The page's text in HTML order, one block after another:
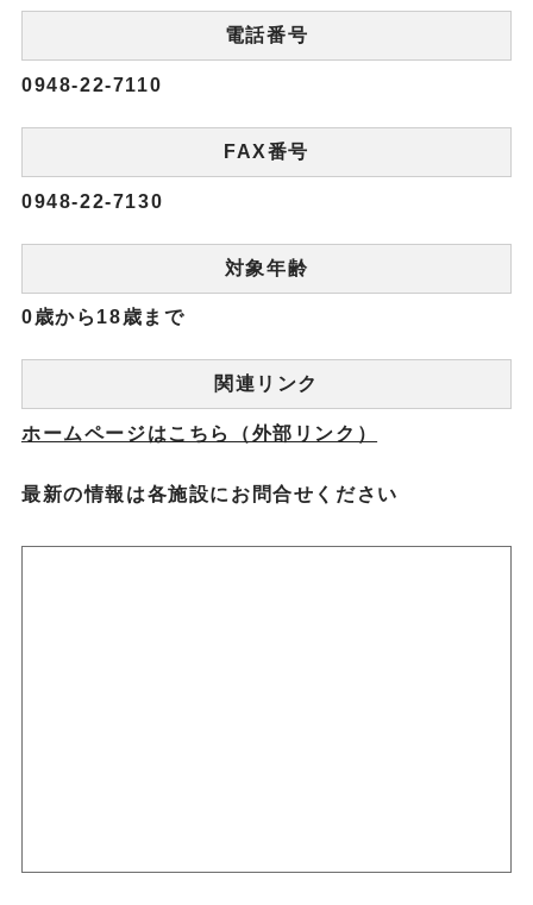
電話番号
0948-22-7110
FAX番号
0948-22-7130
対象年齢
0歳から18歳まで
関連リンク
ホームページはこちら（外部リンク）
最新の情報は各施設にお問合せください